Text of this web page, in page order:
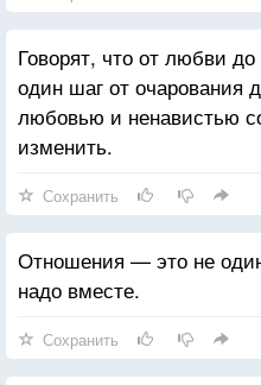
Говорят, что от любви
один шаг от очарования
любовью и ненавистью
изменить.
Сохранить
Отношения — это не
надо вместе.
Сохранить